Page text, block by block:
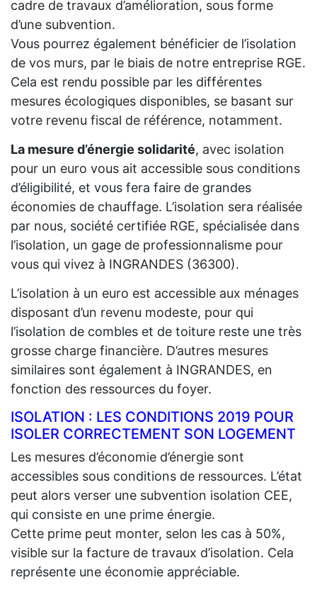
cadre de travaux d’amélioration, sous forme
d’une subvention.
Vous pourrez également bénéficier de l’isolation
de vos murs, par le biais de notre entreprise RGE.
Cela est rendu possible par les différentes
mesures écologiques disponibles, se basant sur
votre revenu fiscal de référence, notamment.
La mesure d’énergie solidarité, avec isolation
pour un euro vous ait accessible sous conditions
d’éligibilité, et vous fera faire de grandes
économies de chauffage. L’isolation sera réalisée
par nous, société certifiée RGE, spécialisée dans
l’isolation, un gage de professionnalisme pour
vous qui vivez à INGRANDES (36300).
L’isolation à un euro est accessible aux ménages
disposant d’un revenu modeste, pour qui
l’isolation de combles et de toiture reste une très
grosse charge financière. D’autres mesures
similaires sont également à INGRANDES, en
fonction des ressources du foyer.
ISOLATION : LES CONDITIONS 2019 POUR
ISOLER CORRECTEMENT SON LOGEMENT
Les mesures d’économie d’énergie sont
accessibles sous conditions de ressources. L’état
peut alors verser une subvention isolation CEE,
qui consiste en une prime énergie.
Cette prime peut monter, selon les cas à 50%,
visible sur la facture de travaux d’isolation. Cela
représente une économie appréciable.